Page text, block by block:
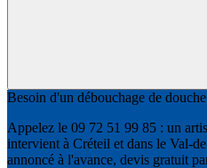
Besoin d'un débouchage de
Appelez le 09 72 51 99 85 : un
intervient à Créteil et dans le Val-
annoncé à l'avance, devis gratuit